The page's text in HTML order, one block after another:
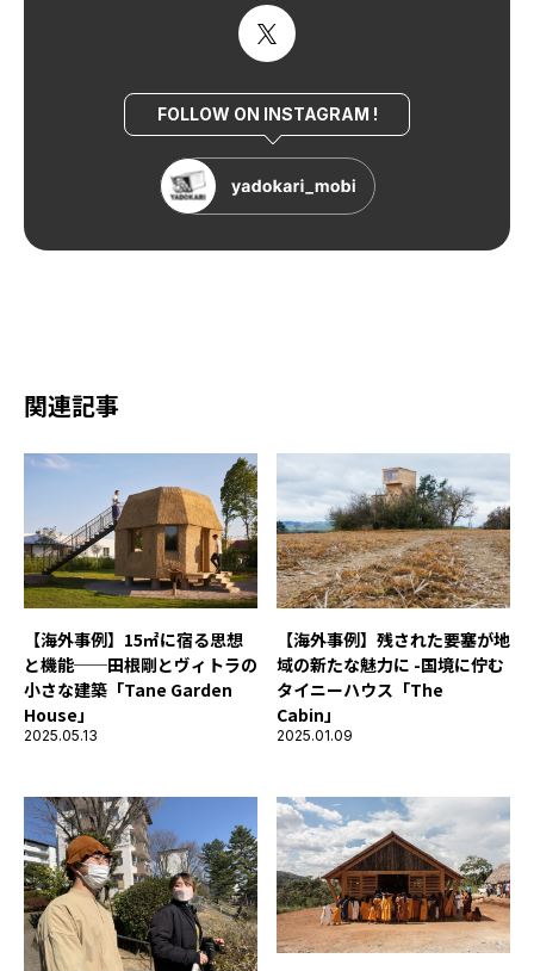
FOLLOW ON INSTAGRAM !
関連記事
【海外事例】15㎡に宿る思想
と機能──田根剛とヴィトラの
小さな建築「Tane Garden
House」
2025.05.13
【海外事例】残された要塞が地
域の新たな魅力に -国境に佇む
タイニーハウス「The
Cabin」
2025.01.09